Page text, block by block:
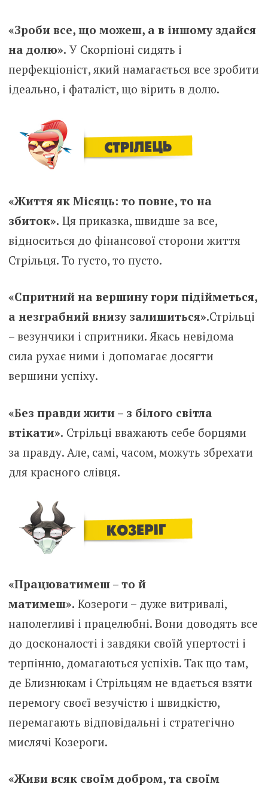
«Зроби все, що можеш, а в іншому здайся
на долю». У Скорпіоні сидять і
перфекціоніст, який намагається все зробити
ідеально, і фаталіст, що вірить в долю.
«Життя як Місяць: то повне, то на
збиток». Ця приказка, швидше за все,
відноситься до фінансової сторони життя
Стрільця. То густо, то пусто.
«Спритний на вершину гори підійметься,
а незграбний внизу залишиться».Стрільці
– везунчики і спритники. Якась невідома
сила рухає ними і допомагає досягти
вершини успіху.
«Без правди жити – з білого світла
втікати». Стрільці вважають себе борцями
за правду. Але, самі, часом, можуть збрехати
для красного слівця.
«Працюватимеш – то й
матимеш». Козероги – дуже витривалі,
наполегливі і працелюбні. Вони доводять все
до досконалості і завдяки своїй упертості і
терпінню, домагаються успіхів. Так що там,
де Близнюкам і Стрільцям не вдається взяти
перемогу своєї везучістю і швидкістю,
перемагають відповідальні і стратегічно
мислячі Козероги.
«Живи всяк своїм добром, та своїм